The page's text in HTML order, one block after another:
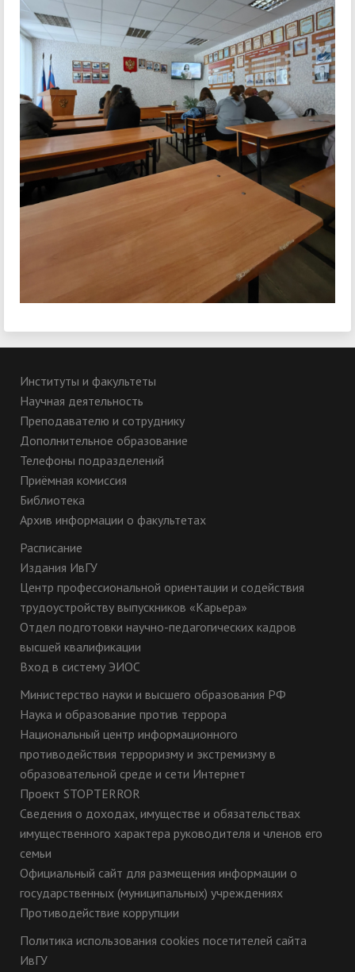
Институты и факультеты
Научная деятельность
Преподавателю и сотруднику
Дополнительное образование
Телефоны подразделений
Приёмная комиссия
Библиотека
Архив информации о факультетах
Расписание
Издания ИвГУ
Центр профессиональной ориентации и содействия
трудоустройству выпускников «Карьера»
Отдел подготовки научно-педагогических кадров
высшей квалификации
Вход в систему ЭИОС
Министерство науки и высшего образования РФ
Наука и образование против террора
Национальный центр информационного
противодействия терроризму и экстремизму в
образовательной среде и сети Интернет
Проект STOPTERROR
Сведения о доходах, имуществе и обязательствах
имущественного характера руководителя и членов его
семьи
Официальный сайт для размещения информации о
государственных (муниципальных) учреждениях
Противодействие коррупции
Политика использования cookies посетителей сайта
ИвГУ